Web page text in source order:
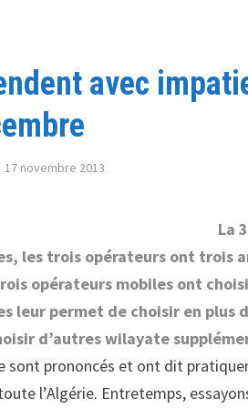
avec
17 novembre 2013
La
les trois opérateurs ont trois
opérateurs mobiles ont
leur permet de choisir en
d’autres wilayate
sont prononcés et ont dit
l’Algérie. Entretemps,